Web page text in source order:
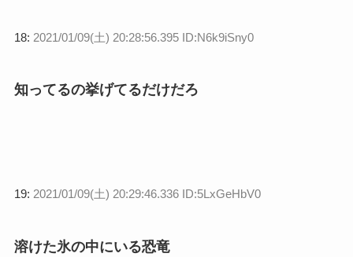
18: 2021/01/09(土) 20:28:56.395 ID:N6k9iSny0
知ってるの挙げてるだけだろ
19: 2021/01/09(土) 20:29:46.336 ID:5LxGeHbV0
溶けた氷の中にいる恐竜